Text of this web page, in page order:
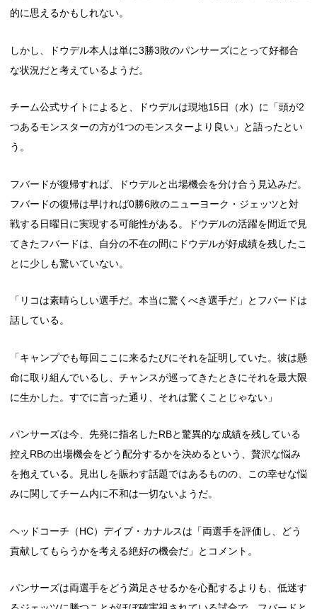
的に思えるかもしれない。
しかし、ドウデル本人は単に3勝3敗のパンサーズにとって好都合
な状況だと考えているようだ。
チーム公式サイトによると、ドウデルは現地15日（水）に「頭が2
つあるモンスターの方が1つのモンスターより良い」と語ったとい
う。
フバードが復帰すれば、ドウデルと出場機会を分け合う見込みだ。
フバードの復帰は早ければ0勝6敗のニューヨーク・ジェッツと対
戦する日曜日に実現する可能性がある。ドウデルの活躍を間近で見
てきたフバードは、自分の不在の間にドウデルが好成績を残したこ
とに少しも驚いていない。
「リコは素晴らしい選手だ。本当に驚くべき選手だ」とフバードは
話している。
「キャンプでも毎回ここに来るたびにそれを証明していた。彼は懸
命に取り組んでいるし、チャンスが巡ってきたときにそれを最大限
に生かした。すでに言った通り、それは驚くことじゃない」
パンサーズは今、先発に指名したRBと驚異的な成績を残している
控えRBの出場機会をどう配分するかを決めるという、贅沢な悩み
を抱えている。見出しを賑わす話題ではあるものの、この幸せな悩
みに関してチーム内に不和は一切ないようだ。
ヘッドコーチ（HC）デイブ・カナルスは「両選手を評価し、どう
貢献してもらうかを考える絶好の機会だ」とコメント。
パンサーズは両選手をどう満足させるかを心配するよりも、低迷す